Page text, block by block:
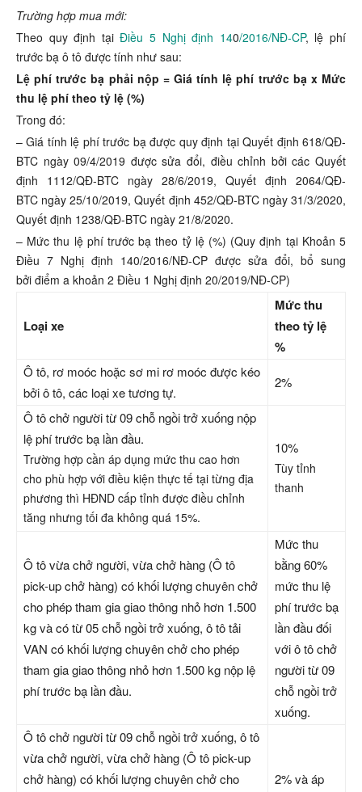
Trường hợp mua mới:
Theo quy định tạiĐiều 5 Nghị định 140/2016/NĐ-CP, lệ phí
trước bạ ô tô được tính như sau:
Lệ phí trước bạ phải nộp = Giá tính lệ phí trước bạ x Mức
thu lệ phí theo tỷ lệ (%)
Trong đó:
– Giá tính lệ phí trước bạ được quy định tại Quyết định 618/QĐ-
BTC ngày 09/4/2019 được sửa đổi, điều chỉnh bởi các Quyết
định 1112/QĐ-BTC ngày 28/6/2019, Quyết định 2064/QĐ-
BTC ngày 25/10/2019, Quyết định 452/QĐ-BTC ngày 31/3/2020,
Quyết định 1238/QĐ-BTC ngày 21/8/2020.
– Mức thu lệ phí trước bạ theo tỷ lệ (%) (Quy định tại Khoản 5
Điều 7 Nghị định 140/2016/NĐ-CP được sửa đổi, bổ sung
bởi điểm a khoản 2 Điều 1 Nghị định 20/2019/NĐ-CP)
Loại xe
Mức thu
theo tỷ lệ
%
Ô tô, rơ moóc hoặc sơ mi rơ moóc được kéo
bởi ô tô, các loại xe tương tự.
2%
Ô tô chở người từ 09 chỗ ngồi trở xuống nộp
lệ phí trước bạ lần đầu.
Trường hợp cần áp dụng mức thu cao hơn
cho phù hợp với điều kiện thực tế tại từng địa
phương thì HĐND cấp tỉnh được điều chỉnh
tăng nhưng tối đa không quá 15%.
10%
Tùy tỉnh
thanh
Ô tô vừa chở người, vừa chở hàng (Ô tô
pick-up chở hàng) có khối lượng chuyên chở
cho phép tham gia giao thông nhỏ hơn 1.500
kg và có từ 05 chỗ ngồi trở xuống, ô tô tải
VAN có khối lượng chuyên chở cho phép
tham gia giao thông nhỏ hơn 1.500 kg nộp lệ
phí trước bạ lần đầu.
Mức thu
bằng 60%
mức thu lệ
phí trước bạ
lần đầu đối
với ô tô chở
người từ 09
chỗ ngồi trở
xuống.
Ô tô chở người từ 09 chỗ ngồi trở xuống, ô tô
vừa chở người, vừa chở hàng (Ô tô pick-up
chở hàng) có khối lượng chuyên chở cho
2% và áp